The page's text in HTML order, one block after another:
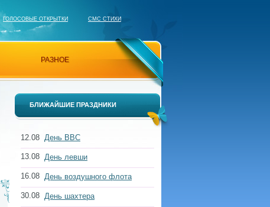
ГОЛОСОВЫЕ ОТКРЫТКИ СМС СТИХИ
РАЗНОЕ
БЛИЖАЙШИЕ ПРАЗДНИКИ
12.08 День ВВС
13.08 День левши
16.08 День воздушного флота
30.08 День шахтера